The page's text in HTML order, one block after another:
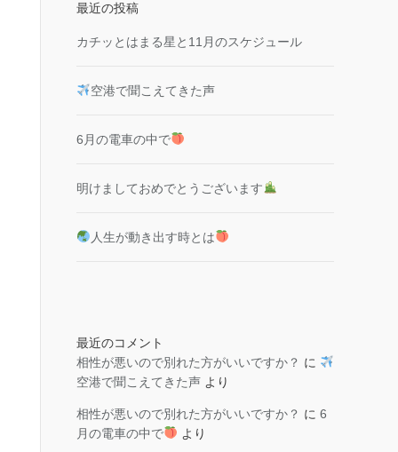
最近の投稿
カチッとはまる星と11月のスケジュール
空港で聞こえてきた声
6月の電車の中で
明けましておめでとうございます
人生が動き出す時とは
最近のコメント
相性が悪いので別れた方がいいですか？ に
空港で聞こえてきた声 より
相性が悪いので別れた方がいいですか？ に 6
月の電車の中で
より